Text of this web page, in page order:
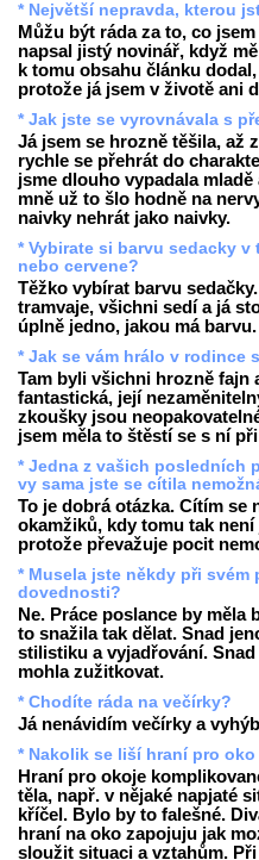
* Největší nepravda, kterou
Můžu být ráda za to, co
napsal jistý novinář, když
k tomu obsahu článku
protože já jsem v životě ani
* Jak jste se vyrovnávala s
Já jsem se hrozně těšila, až
rychle se přehrát do
jsme dlouho vypadala
mně už to šlo hodně na
naivky nehrát jako naivky.
* Vybirate si barvu sedacky
nebo cervene?
Těžko vybírat barvu
tramvaje, všichni sedí a já
úplně jedno, jakou má
* Jak se vám hrálo v rodince
Tam byli všichni hrozně fajn
fantastická, její
zkoušky jsou
jsem měla to štěstí se s ní
* Jedna z vašich posledních
vy sama jste se cítila
To je dobrá otázka. Cítím se
okamžiků, kdy tomu tak
protože převažuje pocit
* Musela jste někdy při
dovednosti?
Ne. Práce poslance by měla
to snažila tak dělat. Snad
stilistiku a vyjadřování.
mohla zužitkovat.
* Chodíte ráda na večírky?
Já nenávidím večírky a
* Nakolik se liší hraní pro
Hraní pro okoje
těla, např. v nějaké napjaté
kříčel. Bylo by to falešné.
hraní na oko zapojuju jak
sloužit situaci a vztahům.